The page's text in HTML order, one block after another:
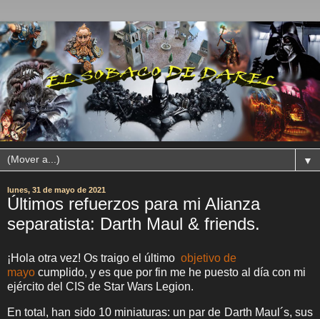
▼
lunes, 31 de mayo de 2021
Últimos refuerzos para mi Alianza
separatista: Darth Maul & friends.
¡Hola otra vez! Os traigo el último objetivo de
mayo cumplido, y es que por fin me he puesto al día con mi
ejército del CIS de Star Wars Legion.
En total, han sido 10 miniaturas: un par de Darth Maul´s, sus